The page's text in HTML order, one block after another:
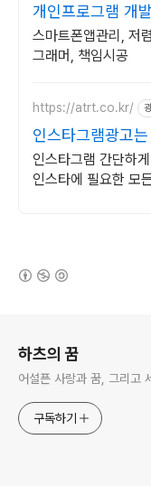
개인프로그램 개
스마트폰앱관리, 저
그래머, 책임시공
https://atrt.co.kr/
인스타그램광고
인스타그램 간단하
인스타에 필요한 모
하츠의 꿈
어설픈 사랑과 꿈, 그리고
구독하기